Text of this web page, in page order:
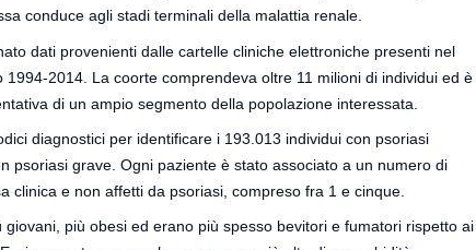
conduce agli stadi terminali della malattia renale.
dati provenienti dalle cartelle cliniche elettroniche presenti nel
2014. La coorte comprendeva oltre 11 milioni di individui ed è
di un ampio segmento della popolazione interessata.
diagnostici per identificare i 193.013 individui con psoriasi
psoriasi grave. Ogni paziente è stato associato a un numero di
clinica e non affetti da psoriasi, compreso fra 1 e cinque.
più obesi ed erano più spesso bevitori e fumatori rispetto ai